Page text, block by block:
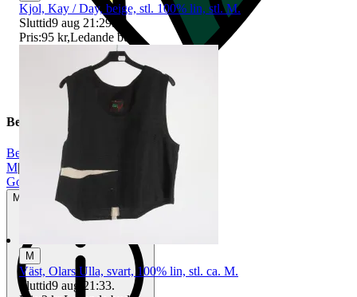
Beskrivning
Beige
M|
Gott använt skick
Mindre tecken på användning
Kjol, Kay / Day, beige, stl. 100% lin, stl. M.
Sluttid9 aug 21:29.
Pris:95 kr,Ledande bud .
M
Väst, Olars Ulla, svart, 100% lin, stl. ca. M.
Sluttid9 aug 21:33.